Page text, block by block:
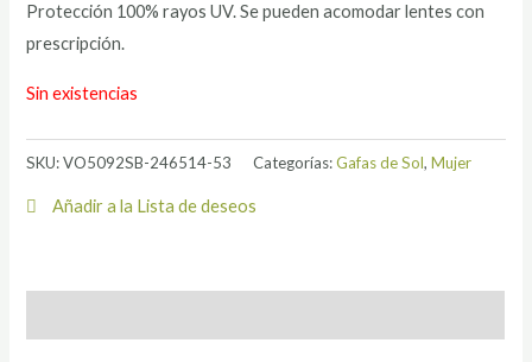
Protección 100% rayos UV. Se pueden acomodar lentes con
prescripción.
Sin existencias
SKU:VO5092SB-246514-53 Categorías:Gafas de Sol,Mujer
Añadir a la Lista de deseos